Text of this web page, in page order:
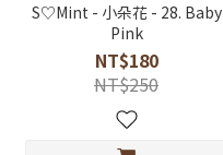
S♡Mint - 小朵花 - 28. Baby
Pink
NT$180
NT$250